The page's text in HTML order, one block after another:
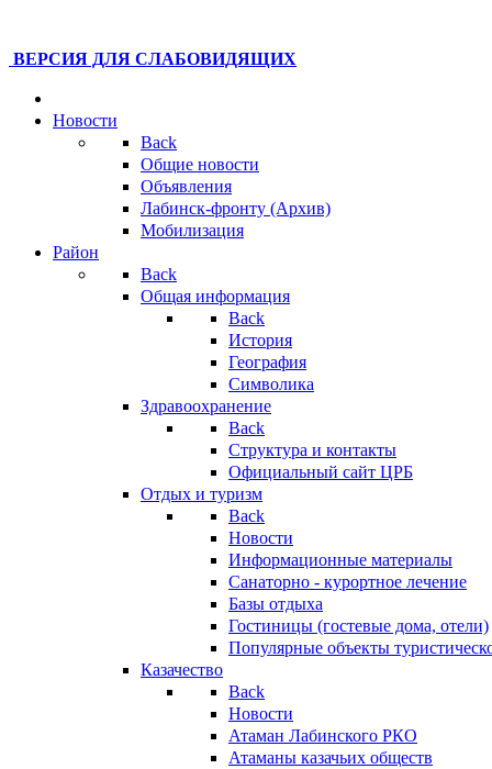
ВЕРСИЯ ДЛЯ СЛАБОВИДЯЩИХ
Новости
Back
Общие новости
Объявления
Лабинск-фронту (Архив)
Мобилизация
Район
Back
Общая информация
Back
История
География
Символика
Здравоохранение
Back
Структура и контакты
Официальный сайт ЦРБ
Отдых и туризм
Back
Новости
Информационные материалы
Санаторно - курортное лечение
Базы отдыха
Гостиницы (гостевые дома, отели)
Популярные объекты
Казачество
Back
Новости
Атаман Лабинского РКО
Атаманы казачьих обществ